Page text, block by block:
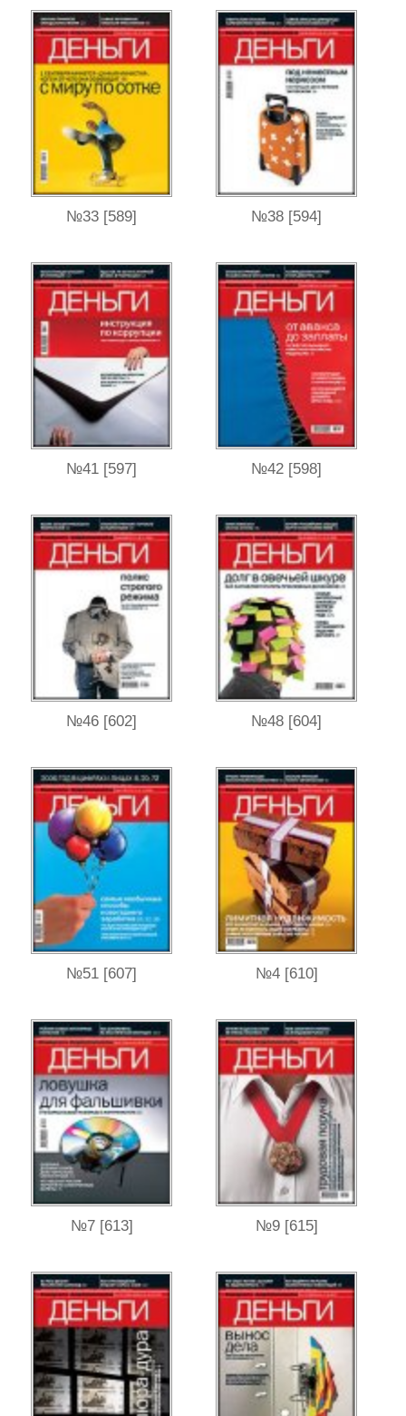
№33 [589] №38 [594]
№41 [597] №42 [598]
№46 [602] №48 [604]
№51 [607] №4 [610]
№7 [613] №9 [615]